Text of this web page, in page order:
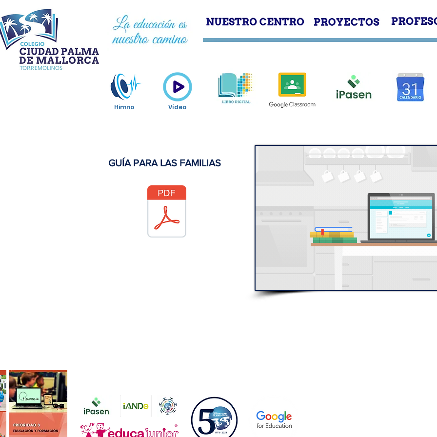
HOME NUESTRO CENTRO PROYECTOS
Himno Vídeo
GUÍA PARA LAS FAMILIAS